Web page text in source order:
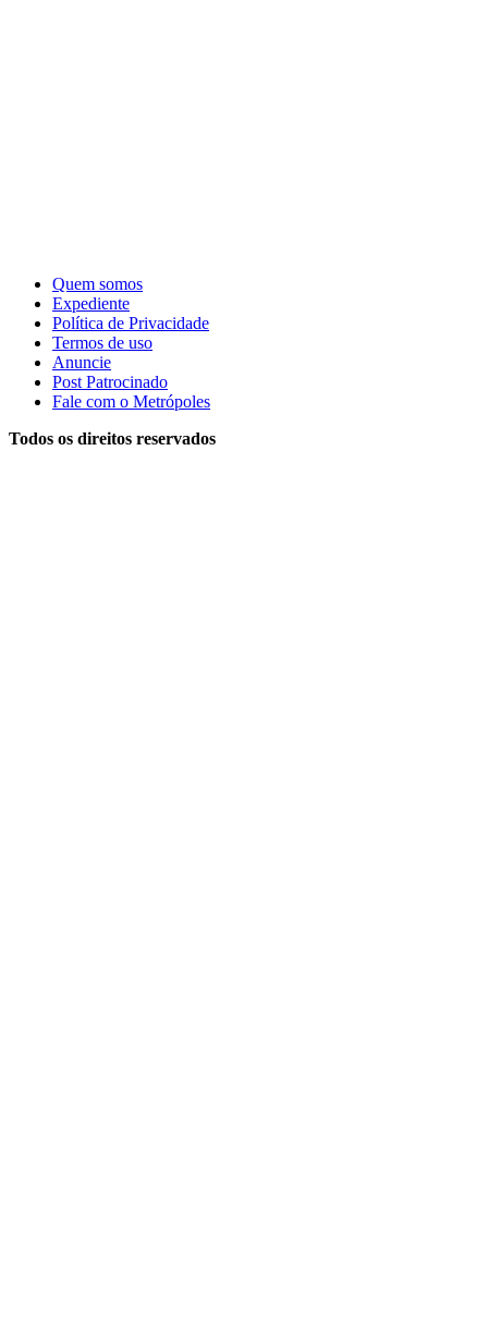
Quem somos
Expediente
Política de Privacidade
Termos de uso
Anuncie
Post Patrocinado
Fale com o Metrópoles
Todos os direitos reservados